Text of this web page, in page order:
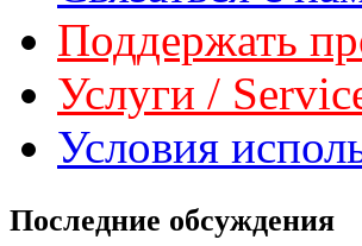
Поддержать
Услуги /
Условия
Последние обсуждения